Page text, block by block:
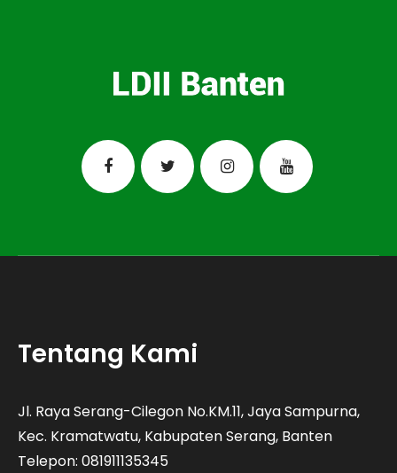
Tentang Kami
Jl. Raya Serang-Cilegon No.KM.11, Jaya Sampurna,
Kec. Kramatwatu, Kabupaten Serang, Banten
Telepon: 081911135345